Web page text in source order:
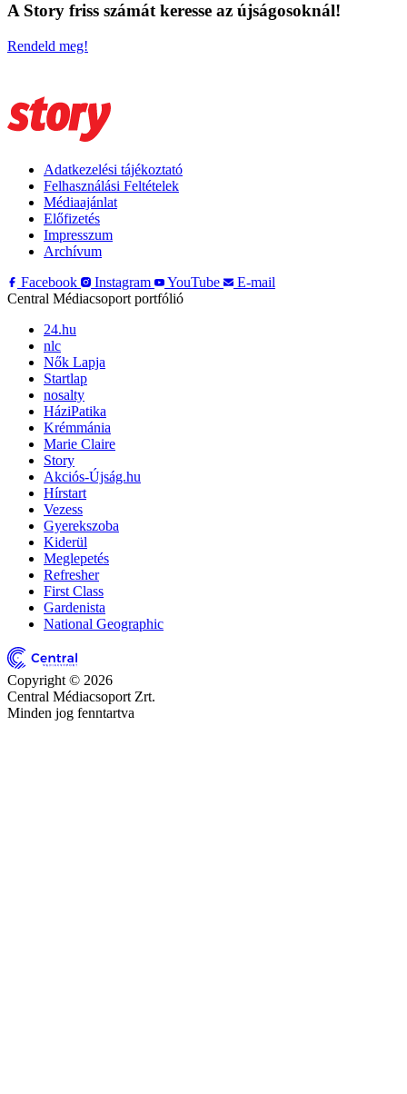
A Story friss számát keresse az újságosoknál!
Rendeld meg!
Adatkezelési tájékoztató
Felhasználási Feltételek
Médiaajánlat
Előfizetés
Impresszum
Archívum
Facebook
Instagram YouTube
E-mail
Central Médiacsoport portfólió
24.hu
nlc
Nők Lapja
Startlap
nosalty
HáziPatika
Krémmánia
Marie Claire
Story
Akciós-Újság.hu
Hírstart
Vezess
Gyerekszoba
Kiderül
Meglepetés
Refresher
First Class
Gardenista
National Geographic
Copyright © 2026
Central Médiacsoport Zrt.
Minden jog fenntartva